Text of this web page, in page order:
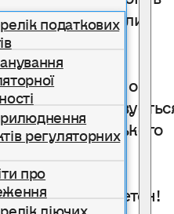
податкових
регуляторних
про
діючих
440 отримали
тих, хто пройшов
січня
Донецького
«кіборгів».
не витримав бетон!